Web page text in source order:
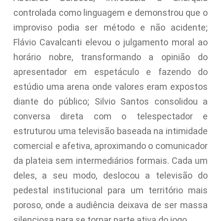
controlada como linguagem e demonstrou que o
improviso podia ser método e não acidente;
Flávio Cavalcanti elevou o julgamento moral ao
horário nobre, transformando a opinião do
apresentador em espetáculo e fazendo do
estúdio uma arena onde valores eram expostos
diante do público; Silvio Santos consolidou a
conversa direta com o telespectador e
estruturou uma televisão baseada na intimidade
comercial e afetiva, aproximando o comunicador
da plateia sem intermediários formais. Cada um
deles, a seu modo, deslocou a televisão do
pedestal institucional para um território mais
poroso, onde a audiência deixava de ser massa